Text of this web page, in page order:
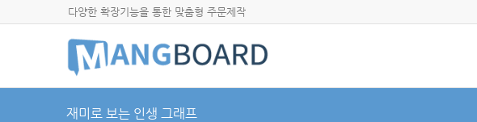
다양한 확장기능을 통한 맞춤형 주문제작
재미로 보는 인생 그래프